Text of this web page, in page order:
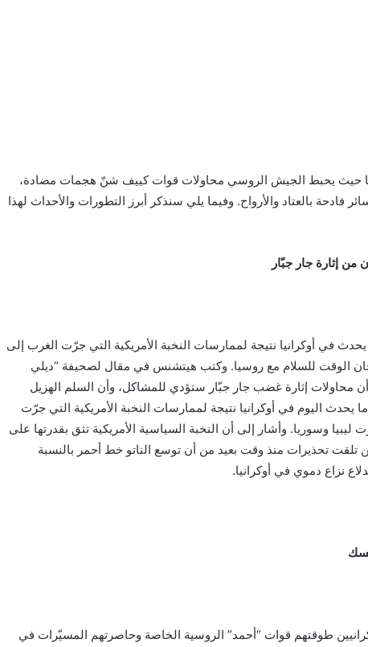
حيث يحبط الجيش الروسي محاولات قوات كييف شنّ هجمات مضادة،
فادحة بالعتاد والأرواح. وفيما يلي سنذكر أبرز التطورات والأحداث لهذا
من إثارة جار جبّار
في أوكرانيا نتيجة لممارسات النخبة الأمريكية التي جرّت الغرب إلى
حان الوقت للسلام مع روسيا. وكتب هيتشنس في مقال لصحيفة “ديلي
محاولات إثارة غضب جار جبّار ستؤدي للمشاكل، وأن السلم الهزيل
يحدث اليوم في أوكرانيا نتيجة لممارسات النخبة الأمريكية التي جرّت
حربها في العراق عام 2003 ودمرت ليبيا وسوريا. وأشار إلى أن النخبة السياسية الأمريكية تثق بقدرتها على
تلقت تحذيرات منذ وقت بعيد من أن توسع الناتو خط أحمر بالنسبة
نزاع دموي في أوكرانيا.
طوقتهم قوات “أحمد” الروسية الخاصة وحاصرتهم المسيّرات في